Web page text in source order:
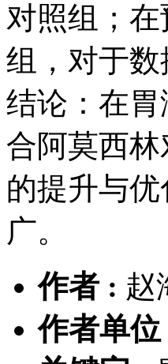
对照组；
组，对于数
结论：在
合阿莫西
的提升与
广。
作者 : 赵
作者单位